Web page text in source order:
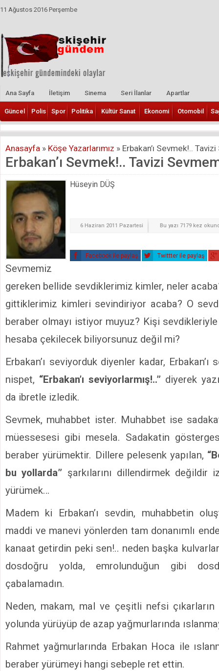
11 Ağustos 2016 Perşembe
Ana Sayfa İletişim Sinema Seri İlanlar Apartlar
Güncel Polis Spor Politika Kültür Sanat Ekonomi Otomobil
Anasayfa » Köşe Yazarlarımız » Erbakan’ı Sevmek!..
Erbakan’ı Sevmek!.. Tavizi
Hüseyin DÜŞ
6 Haziran 2011 Pazartesi Bu yazı 7179 kez
Facebook ile paylaş Twittter ile paylaş
Sevmemiz
gereken bellide sevdiklerimiz kimler, neler
gittiklerimiz kimleri sevindiriyor acaba? O
beraber olmayı istiyor muyuz? Kişi
hesaba çekilecek biliyorsunuz değil mi?
Erbakan’ı seviyorduk diyenler kadar, Erbakan’ı
nispet, “Erbakan’ı seviyorlarmış!..” diyerek
da ibretle izledik.
Sevmek, muhabbet ister. Muhabbet ise
müessesesi gibi mesela. Sadakatin
beraber yürümektir. Dillere pelesenk yapılan,
bu yollarda” şarkılarını dillendirmek değildir
yürümek…
Madem ki Erbakan’ı sevdin, muhabbetin
maddi ve manevi yönlerden tam donanımlı
kanaat getirdin peki sen!.. neden başka
dosdoğru yolda, emrolunduğun gibi
çabalamadın.
Neden, makam, mal ve çeşitli nefsi çıkarların
yolunda yürüyüp de azap yağmurlarında
Rahmet yağmurlarında Erbakan Hoca ile
beraber yürümeyi hangi sebeple ret ettin.